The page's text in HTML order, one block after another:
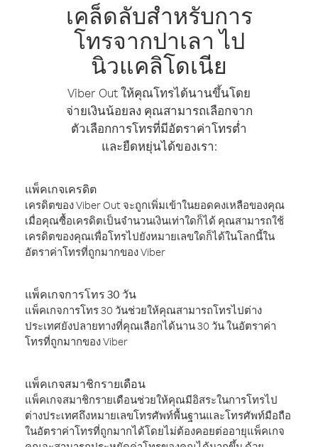
เคล็ดลับสำหรับการ
โทรจากปาเลา ไป
นิวแคลิโดเนีย
Viber Out ให้คุณโทรได้นานขึ้นโดย
จ่ายเงินน้อยลง คุณสามารถเลือกจาก
ตัวเลือกการโทรที่มีอัตราค่าโทรต่ำ
และยืดหยุ่นได้ของเรา:
แพ็คเกจเครดิต
เครดิตของ Viber Out จะถูกเพิ่มเข้าในยอดคงเหลือของคุณ
เมื่อคุณซื้อเครดิตเป็นจำนวนเงินเท่าใดก็ได้ คุณสามารถใช้
เครดิตของคุณเพื่อโทรไปยังหมายเลขใดก็ได้ในโลกนี้ใน
อัตราค่าโทรที่ถูกมากของ Viber
แพ็คเกจการโทร 30 วัน
แพ็คเกจการโทร 30 วันช่วยให้คุณสามารถโทรไปต่าง
ประเทศยังปลายทางที่คุณเลือกได้นาน 30 วัน ในอัตราค่า
โทรที่ถูกมากของ Viber
แพ็คเกจสมาชิกรายเดือน
แพ็คเกจสมาชิกรายเดือนช่วยให้คุณมีอิสระในการโทรไป
ต่างประเทศถึงหมายเลขโทรศัพท์พื้นฐานและโทรศัพท์มือถือ
ในอัตราค่าโทรที่ถูกมากได้โดยไม่ต้องคอยต่ออายุแพ็คเกจ